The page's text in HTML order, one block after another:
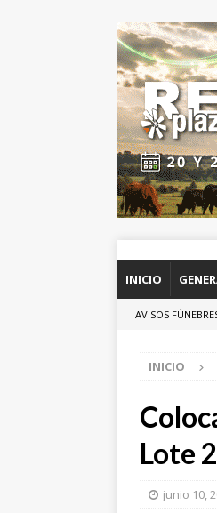
INICIO
AVISOS
INICIO
Lote
junio 10,